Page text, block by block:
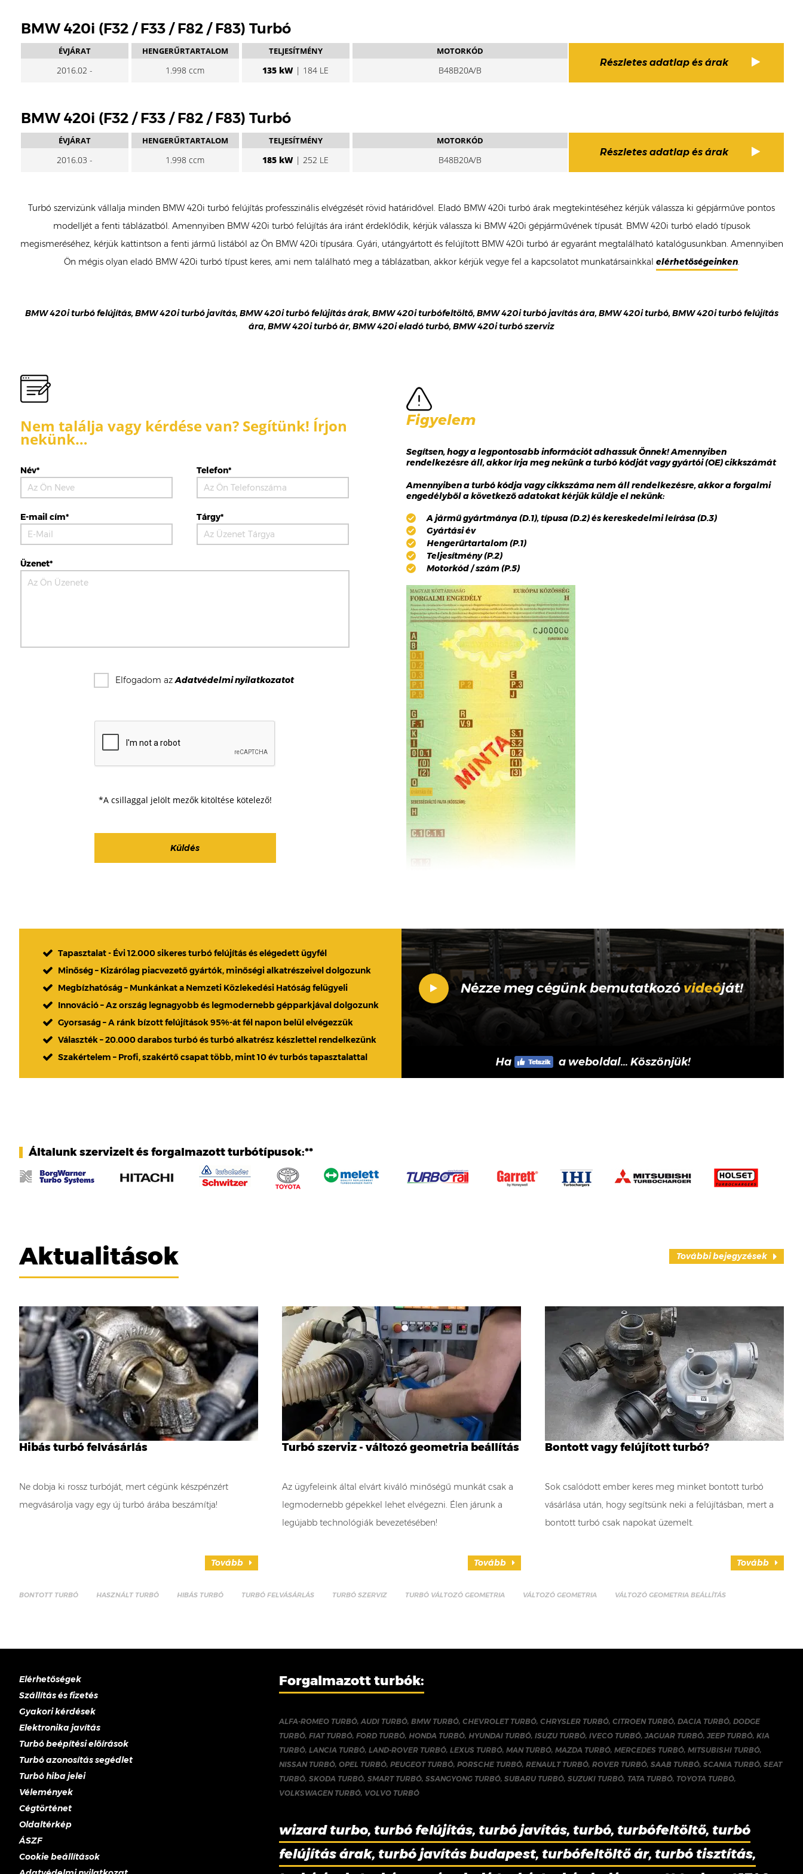
BMW 420i (F32 / F33 / F82 / F83) Turbó
ÉVJÁRAT
2016.02 -
HENGERŰRTARTALOM
1.998 ccm
TELJESÍTMÉNY
135 kW | 184 LE
MOTORKÓD
B48B20A/B
Részletes adatlap és árak
BMW 420i (F32 / F33 / F82 / F83) Turbó
ÉVJÁRAT
2016.03 -
HENGERŰRTARTALOM
1.998 ccm
TELJESÍTMÉNY
185 kW | 252 LE
MOTORKÓD
B48B20A/B
Részletes adatlap és árak
Turbó szervizünk vállalja minden BMW 420i turbó felújítás professzinális elvégzését rövid határidővel. Eladó BMW 420i turbó árak megtekintéséhez kérjük válassza ki gépjárműve pontos
modelljét a fenti táblázatból. Amennyiben BMW 420i turbó felújítás ára iránt érdeklődik, kérjük válassza ki BMW 420i gépjárművének típusát. BMW 420i turbó eladó típusok
megismeréséhez, kérjük kattintson a fenti jármű listából az Ön BMW 420i típusára. Gyári, utángyártott és felújított BMW 420i turbó ár egyaránt megtalálható katalógusunkban. Amennyiben
Ön mégis olyan eladó BMW 420i turbó típust keres, ami nem található meg a táblázatban, akkor kérjük vegye fel a kapcsolatot munkatársainkkal elérhetőségeinken.
BMW 420i turbó felújítás, BMW 420i turbó javítás, BMW 420i turbó felújítás árak, BMW 420i turbófeltöltő, BMW 420i turbó javítás ára, BMW 420i turbó, BMW 420i turbó felújítás
ára, BMW 420i turbó ár, BMW 420i eladó turbó, BMW 420i turbó szerviz
Nem találja vagy kérdése van? Segítünk! Írjon
nekünk…
Név* Telefon*
E-mail cím* Tárgy*
Üzenet*
Elfogadom azAdatvédelmi nyilatkozatot
*A csillaggal jelölt mezők kitöltése kötelező!
Figyelem
Segítsen, hogy a legpontosabb információt adhassuk Önnek! Amennyiben
rendelkezésre áll, akkor írja meg nekünk a turbó kódját vagy gyártói (OE) cikkszámát
Amennyiben a turbó kódja vagy cikkszáma nem áll rendelkezésre, akkor a forgalmi
engedélyből a következő adatokat kérjük küldje el nekünk:
A jármű gyártmánya (D.1), típusa (D.2) és kereskedelmi leírása (D.3)
Gyártási év
Hengerűrtartalom (P.1)
Teljesítmény (P.2)
Motorkód / szám (P.5)
Tapasztalat - Évi 12.000 sikeres turbó felújítás és elégedett ügyfél
Minőség – Kizárólag piacvezető gyártók, minőségi alkatrészeivel dolgozunk
Megbízhatóság – Munkánkat a Nemzeti Közlekedési Hatóság felügyeli
Innováció – Az ország legnagyobb és legmodernebb gépparkjával dolgozunk
Gyorsaság – A ránk bízott felújítások 95%-át fél napon belül elvégezzük
Választék – 20.000 darabos turbó és turbó alkatrész készlettel rendelkezünk
Szakértelem – Profi, szakértő csapat több, mint 10 év turbós tapasztalattal
Nézze meg cégünk bemutatkozóvideóját!
Ha a weboldal... Köszönjük!
Általunk szervizelt és forgalmazott turbótípusok:**
Aktualitások További bejegyzések
Hibás turbó felvásárlás
Ne dobja ki rossz turbóját, mert cégünk készpénzért
megvásárolja vagy egy új turbó árába beszámítja!
Tovább
Turbó szerviz - változó geometria beállítás
Az ügyfeleink által elvárt kiváló minőségű munkát csak a
legmodernebb gépekkel lehet elvégezni. Élen járunk a
legújabb technológiák bevezetésében!
Tovább
Bontott vagy felújított turbó?
Sok csalódott ember keres meg minket bontott turbó
vásárlása után, hogy segítsünk neki a felújításban, mert a
bontott turbó csak napokat üzemelt.
Tovább
BONTOTT TURBÓ HASZNÁLT TURBÓ HIBÁS TURBÓ TURBÓ FELVÁSÁRLÁS TURBÓ SZERVIZ TURBÓ VÁLTOZÓ GEOMETRIA VÁLTOZÓ GEOMETRIA VÁLTOZÓ GEOMETRIA BEÁLLÍTÁS
Elérhetőségek
Szállítás és fizetés
Gyakori kérdések
Elektronika javítás
Turbó beépítési előírások
Turbó azonosítás segédlet
Turbó hiba jelei
Vélemények
Cégtörténet
Oldaltérkép
ÁSZF
Cookie beállítások
Forgalmazott turbók:
ALFA-ROMEO TURBÓ,AUDI TURBÓ, BMW TURBÓ, CHEVROLET TURBÓ, CHRYSLER TURBÓ, CITROEN TURBÓ, DACIA TURBÓ, DODGE
TURBÓ, FIAT TURBÓ, FORD TURBÓ, HONDA TURBÓ, HYUNDAI TURBÓ, ISUZU TURBÓ, IVECO TURBÓ, JAGUAR TURBÓ, JEEP TURBÓ, KIA
TURBÓ, LANCIA TURBÓ, LAND-ROVER TURBÓ, LEXUS TURBÓ, MAN TURBÓ, MAZDA TURBÓ, MERCEDES TURBÓ, MITSUBISHI TURBÓ,
NISSAN TURBÓ, OPEL TURBÓ, PEUGEOT TURBÓ, PORSCHE TURBÓ, RENAULT TURBÓ, ROVER TURBÓ, SAAB TURBÓ, SCANIA TURBÓ, SEAT
TURBÓ, SKODA TURBÓ, SMART TURBÓ, SSANGYONG TURBÓ, SUBARU TURBÓ, SUZUKI TURBÓ, TATA TURBÓ, TOYOTA TURBÓ,
VOLKSWAGEN TURBÓ, VOLVO TURBÓ
wizard turbo, turbó felújítás, turbó javítás, turbó, turbófeltöltő, turbó
felújítás árak, turbó javítás budapest, turbófeltöltő ár, turbó tisztítás,